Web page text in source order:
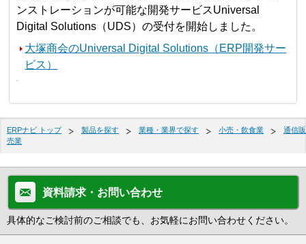
ンストレーションが可能な開発サービスUniversal
Digital Solutions（UDS）の受付を開始しました。
大塚商会のUniversal Digital Solutions（ERP開発サー
ビス）
ERPナビ トップ 製品を探す 業種・業界で探す 小売・飲食業
通信販
売業
資料請求・お問い合わせ
具体的なご検討前のご相談でも、お気軽にお問い合わせください。